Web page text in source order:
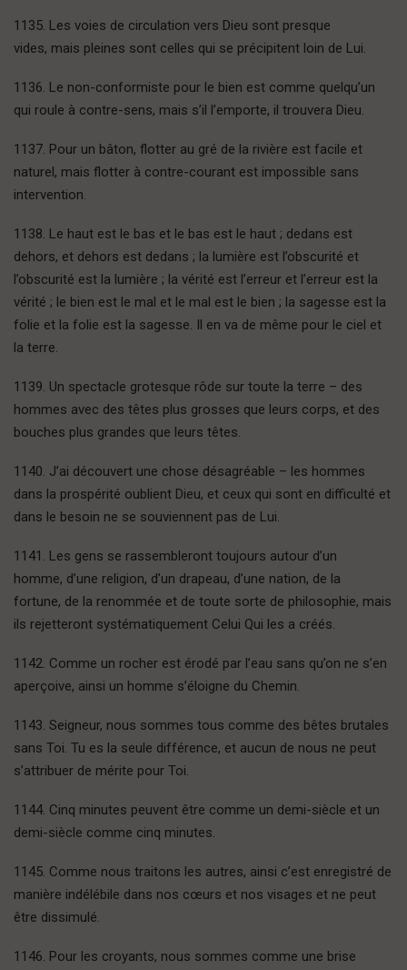
1135. Les voies de circulation vers Dieu sont presque
vides, mais pleines sont celles qui se précipitent loin de Lui.
1136. Le non-conformiste pour le bien est comme quelqu’un
qui roule à contre-sens, mais s’il l’emporte, il trouvera Dieu.
1137. Pour un bâton, flotter au gré de la rivière est facile et
naturel, mais flotter à contre-courant est impossible sans
intervention.
1138. Le haut est le bas et le bas est le haut ; dedans est
dehors, et dehors est dedans ; la lumière est l’obscurité et
l’obscurité est la lumière ; la vérité est l’erreur et l’erreur est la
vérité ; le bien est le mal et le mal est le bien ; la sagesse est la
folie et la folie est la sagesse. Il en va de même pour le ciel et
la terre.
1139. Un spectacle grotesque rôde sur toute la terre – des
hommes avec des têtes plus grosses que leurs corps, et des
bouches plus grandes que leurs têtes.
1140. J’ai découvert une chose désagréable – les hommes
dans la prospérité oublient Dieu, et ceux qui sont en difficulté et
dans le besoin ne se souviennent pas de Lui.
1141. Les gens se rassembleront toujours autour d’un
homme, d’une religion, d’un drapeau, d’une nation, de la
fortune, de la renommée et de toute sorte de philosophie, mais
ils rejetteront systématiquement Celui Qui les a créés.
1142. Comme un rocher est érodé par l’eau sans qu’on ne s’en
aperçoive, ainsi un homme s’éloigne du Chemin.
1143. Seigneur, nous sommes tous comme des bêtes brutales
sans Toi. Tu es la seule différence, et aucun de nous ne peut
s’attribuer de mérite pour Toi.
1144. Cinq minutes peuvent être comme un demi-siècle et un
demi-siècle comme cinq minutes.
1145. Comme nous traitons les autres, ainsi c’est enregistré de
manière indélébile dans nos cœurs et nos visages et ne peut
être dissimulé.
1146. Pour les croyants, nous sommes comme une brise